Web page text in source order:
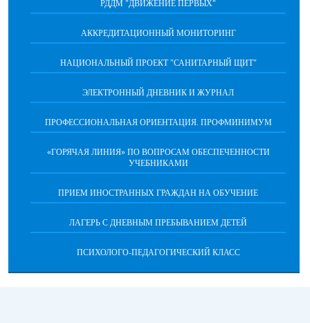
РДДМ "ДВИЖЕНИЕ ПЕРВЫХ"
АККРЕДИТАЦИОННЫЙ МОНИТОРИНГ
НАЦИОНАЛЬНЫЙ ПРОЕКТ "САНИТАРНЫЙ ЩИТ"
ЭЛЕКТРОННЫЙ ДНЕВНИК И ЖУРНАЛ
ПРОФЕССИОНАЛЬНАЯ ОРИЕНТАЦИЯ. ПРОФМИНИМУМ
«ГОРЯЧАЯ ЛИНИЯ» ПО ВОПРОСАМ ОБЕСПЕЧЕННОСТИ
УЧЕБНИКАМИ
ПРИЕМ ИНОСТРАННЫХ ГРАЖДАН НА ОБУЧЕНИЕ
ЛАГЕРЬ С ДНЕВНЫМ ПРЕБЫВАНИЕМ ДЕТЕЙ
ПСИХОЛОГО-ПЕДАГОГИЧЕСКИЙ КЛАСС